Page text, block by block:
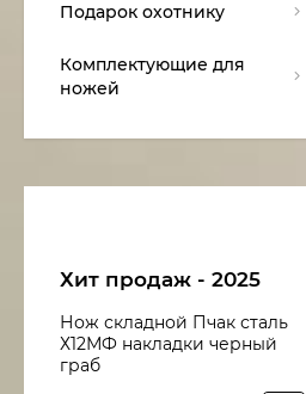
Подарок охотнику
Комплектующие для
ножей
Хит продаж - 2025
Нож складной Пчак сталь
Х12МФ накладки черный
граб